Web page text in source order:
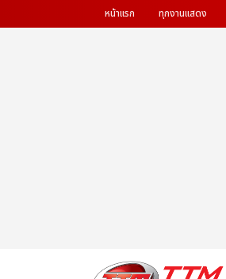
หน้าแรก ทุกงานแสดง